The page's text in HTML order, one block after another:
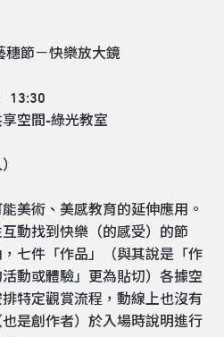
穗節－快樂放大鏡
13:30
享空間-綠光教室
美術、美感教育的延伸應用。
動找到快樂（的感受）的節
七件「作品」（與其說是「作
動或體驗」更為貼切）各據空
特定觀賞流程，動線上也沒有
是創作者）於入場時說明進行